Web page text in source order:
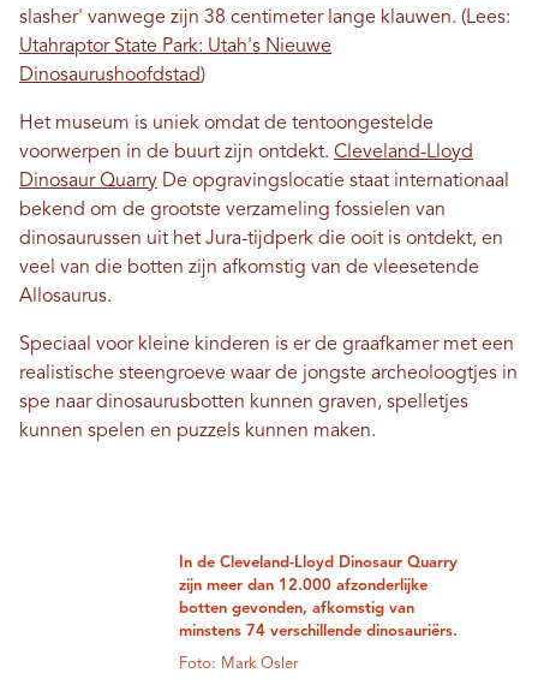
slasher' vanwege zijn 38 centimeter lange klauwen. (Lees:
Utahraptor State Park: Utah's Nieuwe
Dinosaurushoofdstad)
Het museum is uniek omdat de tentoongestelde
voorwerpen in de buurt zijn ontdekt. Cleveland-Lloyd
Dinosaur Quarry De opgravingslocatie staat internationaal
bekend om de grootste verzameling fossielen van
dinosaurussen uit het Jura-tijdperk die ooit is ontdekt, en
veel van die botten zijn afkomstig van de vleesetende
Allosaurus.
Speciaal voor kleine kinderen is er de graafkamer met een
realistische steengroeve waar de jongste archeoloogtjes in
spe naar dinosaurusbotten kunnen graven, spelletjes
kunnen spelen en puzzels kunnen maken.
In de Cleveland-Lloyd Dinosaur Quarry
zijn meer dan 12.000 afzonderlijke
botten gevonden, afkomstig van
minstens 74 verschillende dinosauriërs.
Foto: Mark Osler